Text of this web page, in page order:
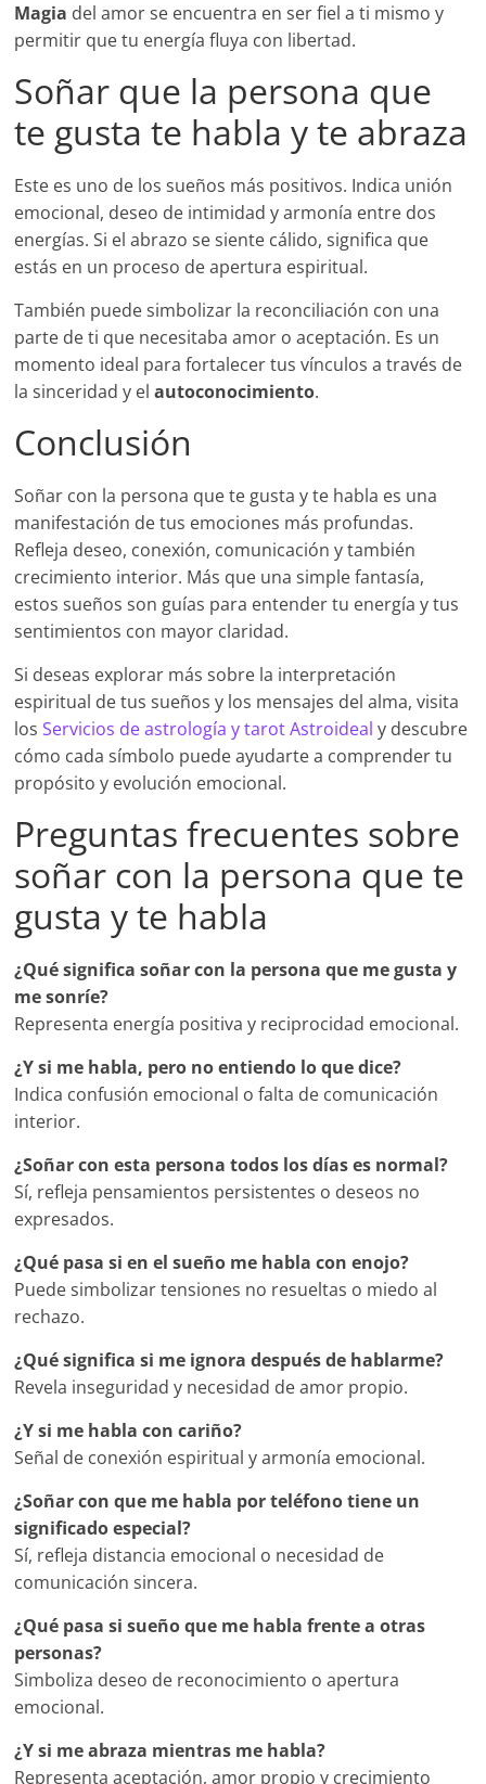
Magia del amor se encuentra en ser fiel a ti mismo y
permitir que tu energía fluya con libertad.
Soñar que la persona que
te gusta te habla y te abraza
Este es uno de los sueños más positivos. Indica unión
emocional, deseo de intimidad y armonía entre dos
energías. Si el abrazo se siente cálido, significa que
estás en un proceso de apertura espiritual.
También puede simbolizar la reconciliación con una
parte de ti que necesitaba amor o aceptación. Es un
momento ideal para fortalecer tus vínculos a través de
la sinceridad y elautoconocimiento.
Conclusión
Soñar con la persona que te gusta y te habla es una
manifestación de tus emociones más profundas.
Refleja deseo, conexión, comunicación y también
crecimiento interior. Más que una simple fantasía,
estos sueños son guías para entender tu energía y tus
sentimientos con mayor claridad.
Si deseas explorar más sobre la interpretación
espiritual de tus sueños y los mensajes del alma, visita
losServicios de astrología y tarot Astroideal y descubre
cómo cada símbolo puede ayudarte a comprender tu
propósito y evolución emocional.
Preguntas frecuentes sobre
soñar con la persona que te
gusta y te habla
¿Qué significa soñar con la persona que me gusta y
me sonríe?
Representa energía positiva y reciprocidad emocional.
¿Y si me habla, pero no entiendo lo que dice?
Indica confusión emocional o falta de comunicación
interior.
¿Soñar con esta persona todos los días es normal?
Sí, refleja pensamientos persistentes o deseos no
expresados.
¿Qué pasa si en el sueño me habla con enojo?
Puede simbolizar tensiones no resueltas o miedo al
rechazo.
¿Qué significa si me ignora después de hablarme?
Revela inseguridad y necesidad de amor propio.
¿Y si me habla con cariño?
Señal de conexión espiritual y armonía emocional.
¿Soñar con que me habla por teléfono tiene un
significado especial?
Sí, refleja distancia emocional o necesidad de
comunicación sincera.
¿Qué pasa si sueño que me habla frente a otras
personas?
Simboliza deseo de reconocimiento o apertura
emocional.
¿Y si me abraza mientras me habla?
Representa aceptación, amor propio y crecimiento